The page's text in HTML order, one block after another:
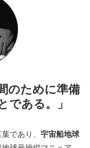
のために準備
である。
」
であり、 宇宙船地球